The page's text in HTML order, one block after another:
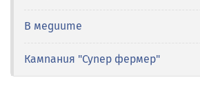
В медиите
Кампания "Супер фермер"